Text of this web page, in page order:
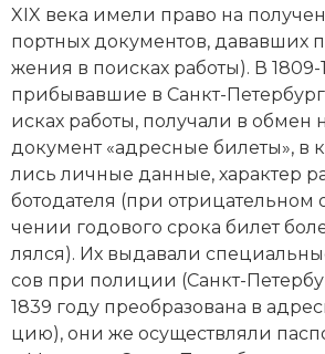
XIX века име­ли пра­во на
порт­ных до­ку­мен­тов, да­вав­ших
же­ния в по­ис­ках ра­бо­ты). В
при­бы­вав­шие в Санкт-
ис­ках ра­бо­ты, по­лу­ча­ли в об­мен
до­ку­мент «ад­рес­ные би­ле­ты», в
лись лич­ные дан­ные, ха­рак­тер
бо­то­да­те­ля (при от­ри­ца­тель­ном
че­нии го­до­во­го сро­ка би­лет
лял­ся). Их вы­да­ва­ли
сов при по­ли­ции (Санкт-
1839 году пре­об­ра­зо­ва­на в
цию), они же осу­ще­ст­вля­ли